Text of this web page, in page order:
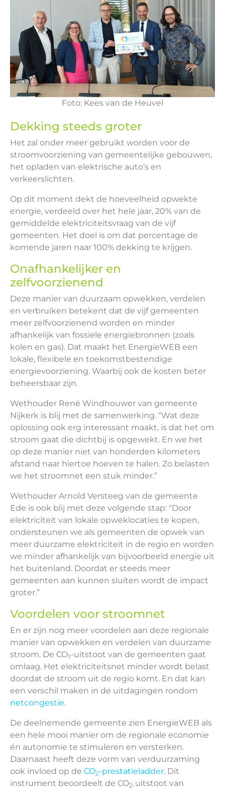
Foto: Kees van de Heuvel
Dekking steeds groter
Het zal onder meer gebruikt worden voor de
stroomvoorziening van gemeentelijke gebouwen,
het opladen van elektrische auto’s en
verkeerslichten.
Op dit moment dekt de hoeveelheid opwekte
energie, verdeeld over het hele jaar, 20% van de
gemiddelde elektriciteitsvraag van de vijf
gemeenten. Het doel is om dat percentage de
komende jaren naar 100% dekking te krijgen.
Onafhankelijker en
zelfvoorzienend
Deze manier van duurzaam opwekken, verdelen
en verbruiken betekent dat de vijf gemeenten
meer zelfvoorzienend worden en minder
afhankelijk van fossiele energiebronnen (zoals
kolen en gas). Dat maakt het EnergieWEB een
lokale, flexibele en toekomstbestendige
energievoorziening. Waarbij ook de kosten beter
beheersbaar zijn.
Wethouder René Windhouwer van gemeente
Nijkerk is blij met de samenwerking. “Wat deze
oplossing ook erg interessant maakt, is dat het om
stroom gaat die dichtbij is opgewekt. En we het
op deze manier niet van honderden kilometers
afstand naar hiertoe hoeven te halen. Zo belasten
we het stroomnet een stuk minder.”
Wethouder Arnold Versteeg van de gemeente
Ede is ook blij met deze volgende stap: “Door
elektriciteit van lokale opweklocaties te kopen,
ondersteunen we als gemeenten de opwek van
meer duurzame elektriciteit in de regio en worden
we minder afhankelijk van bijvoorbeeld energie uit
het buitenland. Doordat er steeds meer
gemeenten aan kunnen sluiten wordt de impact
groter.”
Voordelen voor stroomnet
En er zijn nog meer voordelen aan deze regionale
manier van opwekken en verdelen van duurzame
stroom. De CO₂-uitstoot van de gemeenten gaat
omlaag. Het elektriciteitsnet minder wordt belast
doordat de stroom uit de regio komt. En dat kan
een verschil maken in de uitdagingen rondom
netcongestie.
De deelnemende gemeente zien EnergieWEB als
een hele mooi manier om de regionale economie
én autonomie te stimuleren en versterken.
Daarnaast heeft deze vorm van verduurzaming
ook invloed op de CO2-prestatieladder. Dit
instrument beoordeelt de CO2-uitstoot van